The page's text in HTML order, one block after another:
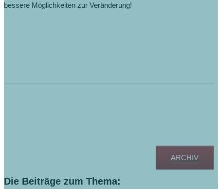
bessere Möglichkeiten zur Veränderung!
ARCHIV
Die Beiträge zum Thema: